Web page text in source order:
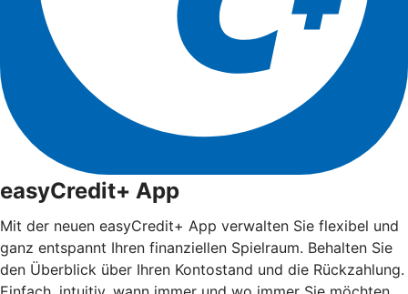
easyCredit+ App
Mit der neuen easyCredit+ App verwalten Sie flexibel und
ganz entspannt Ihren finanziellen Spielraum. Behalten Sie
den Überblick über Ihren Kontostand und die Rückzahlung.